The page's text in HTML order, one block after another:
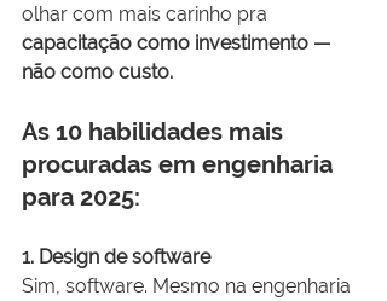
olhar com mais carinho pra
capacitação como investimento —
não como custo.
As 10 habilidades mais
procuradas em engenharia
para 2025:
1. Design de software
Sim, software. Mesmo na engenharia